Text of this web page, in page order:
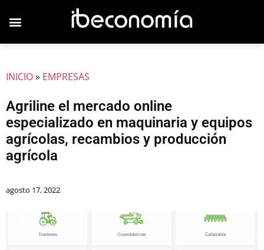
INICIO» EMPRESAS
Agriline el mercado online
especializado en maquinaria y equipos
agrícolas, recambios y producción
agrícola
agosto 17, 2022